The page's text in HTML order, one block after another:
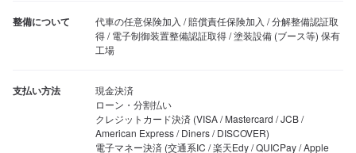
整備について
代車の任意保険加入 / 賠償責任保険加入 / 分解整備認証取
得 / 電子制御装置整備認証取得 / 塗装設備 (ブース等) 保有
工場
支払い方法
現金決済
ローン・分割払い
クレジットカード決済 (VISA / Mastercard / JCB /
American Express / Diners / DISCOVER)
電子マネー決済 (交通系IC / 楽天Edy / QUICPay / Apple